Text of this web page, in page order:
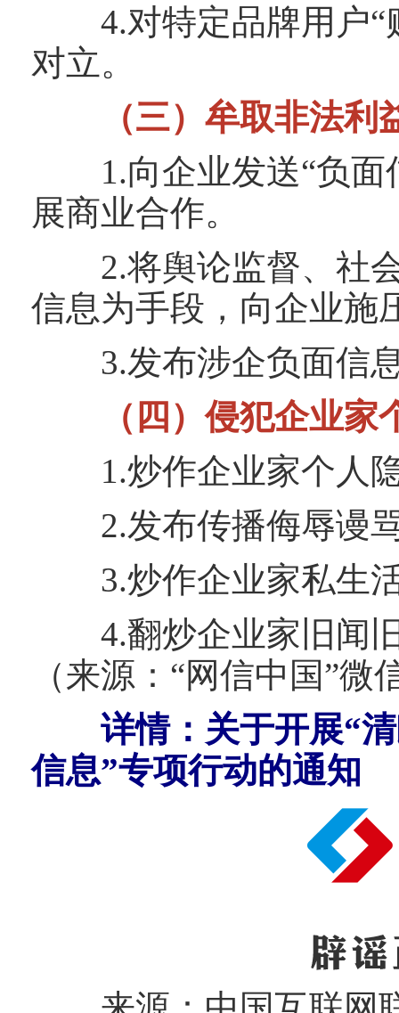
4.对特定品牌用户“
对立。
（三）牟取非法利
1.向企业发送“负面
展商业合作。
2.将舆论监督、社会
信息为手段，向企业施
3.发布涉企负面信息
（四）侵犯企业家
1.炒作企业家个人
2.发布传播侮辱谩骂
3.炒作企业家私生活
4.翻炒企业家旧闻旧
（来源：“网信中国”微
详情： 关于开展“
信息”专项行动的通知